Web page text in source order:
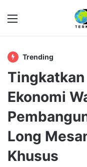
Menu
Trending
Ekonomi
Long
Khusus